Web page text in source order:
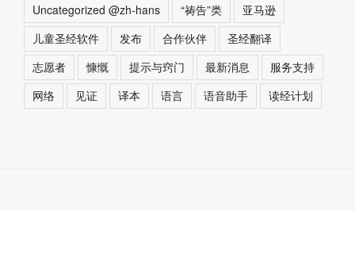
Uncategorized @zh-hans
“祷告”类
亚马逊
儿童圣经软件
发布 合作伙伴
圣经翻译
志愿者
慷慨 提示与窍门 最新消息
服务支持
网络
见证 译本 语言 语音助手 读经计划